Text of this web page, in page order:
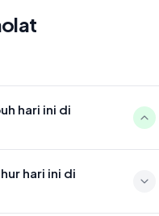
hari ini di
hari ini di